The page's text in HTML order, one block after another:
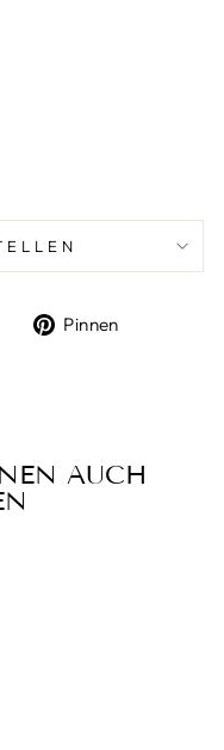
Auf
Pinnen
AUCH